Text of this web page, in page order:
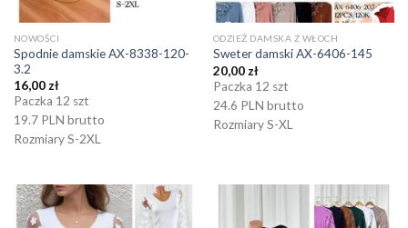
NOWOŚCI
Spodnie damskie AX-8338-120-
3.2
16,00 zł
Paczka 12 szt
19.7 PLN brutto
Rozmiary S-2XL
ODZIEŻ DAMSKA Z WŁOCH
Sweter damski AX-6406-145
20,00 zł
Paczka 12 szt
24.6 PLN brutto
Rozmiary S-XL